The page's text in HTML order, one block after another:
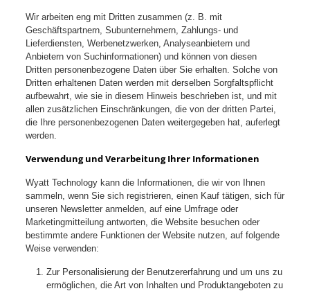
Wir arbeiten eng mit Dritten zusammen (z. B. mit
Geschäftspartnern, Subunternehmern, Zahlungs- und
Lieferdiensten, Werbenetzwerken, Analyseanbietern und
Anbietern von Suchinformationen) und können von diesen
Dritten personenbezogene Daten über Sie erhalten. Solche von
Dritten erhaltenen Daten werden mit derselben Sorgfaltspflicht
aufbewahrt, wie sie in diesem Hinweis beschrieben ist, und mit
allen zusätzlichen Einschränkungen, die von der dritten Partei,
die Ihre personenbezogenen Daten weitergegeben hat, auferlegt
werden.
Verwendung und Verarbeitung Ihrer Informationen
Wyatt Technology kann die Informationen, die wir von Ihnen
sammeln, wenn Sie sich registrieren, einen Kauf tätigen, sich für
unseren Newsletter anmelden, auf eine Umfrage oder
Marketingmitteilung antworten, die Website besuchen oder
bestimmte andere Funktionen der Website nutzen, auf folgende
Weise verwenden:
Zur Personalisierung der Benutzererfahrung und um uns zu
ermöglichen, die Art von Inhalten und Produktangeboten zu